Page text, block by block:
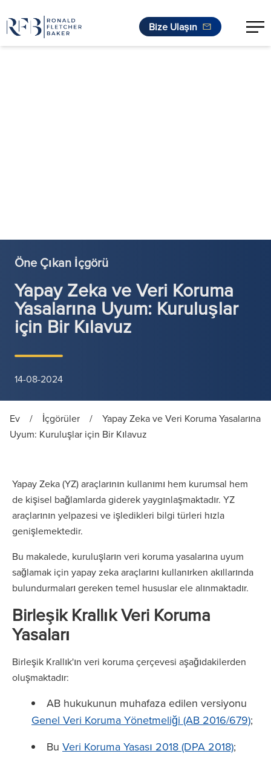
Bize Ulaşın
Öne Çıkan İçgörü
Yapay Zeka ve Veri Koruma
Yasalarına Uyum: Kuruluşlar
için Bir Kılavuz
14-08-2024
Ev / İçgörüler /
Yapay Zeka ve Veri Koruma Yasalarına
Uyum: Kuruluşlar için Bir Kılavuz
Yapay Zeka (YZ) araçlarının kullanımı hem kurumsal hem
de kişisel bağlamlarda giderek yaygınlaşmaktadır. YZ
araçlarının yelpazesi ve işledikleri bilgi türleri hızla
genişlemektedir.
Bu makalede, kuruluşların veri koruma yasalarına uyum
sağlamak için yapay zeka araçlarını kullanırken akıllarında
bulundurmaları gereken temel hususlar ele alınmaktadır.
Birleşik Krallık Veri Koruma
Yasaları
Birleşik Krallık'ın veri koruma çerçevesi aşağıdakilerden
oluşmaktadır:
AB hukukunun muhafaza edilen versiyonu
Genel Veri Koruma Yönetmeliği (AB 2016/679);
Bu Veri Koruma Yasası 2018 (DPA 2018);